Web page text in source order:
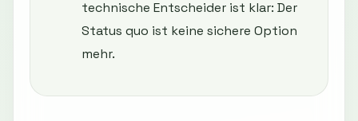
technische Entscheider ist klar: Der
Status quo ist keine sichere Option
mehr.